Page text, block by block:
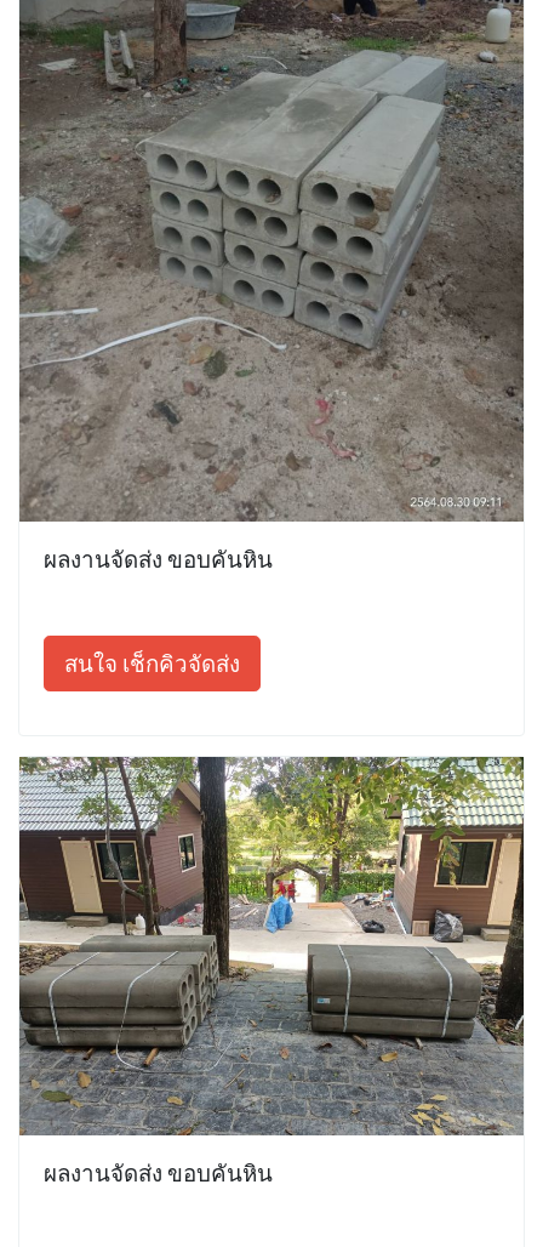
ผลงานจัดส่ง ขอบคันหิน
สนใจ เช็กคิวจัดส่ง
ผลงานจัดส่ง ขอบคันหิน